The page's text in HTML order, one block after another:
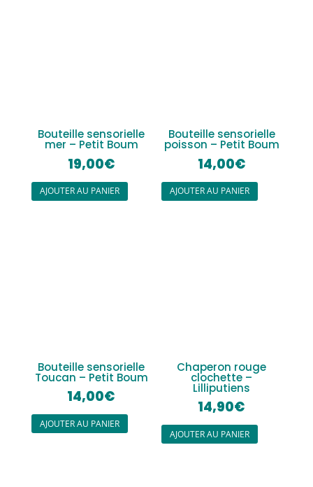
Bouteille sensorielle
mer – Petit Boum
19,00€
AJOUTER AU PANIER
Bouteille sensorielle
poisson – Petit Boum
14,00€
AJOUTER AU PANIER
Bouteille sensorielle
Toucan – Petit Boum
14,00€
AJOUTER AU PANIER
Chaperon rouge
clochette –
Lilliputiens
14,90€
AJOUTER AU PANIER